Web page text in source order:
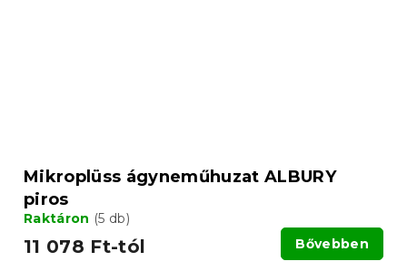
Mikroplüss ágyneműhuzat ALBURY
piros
Raktáron (5 db)
11 078 Ft-tól Bővebben